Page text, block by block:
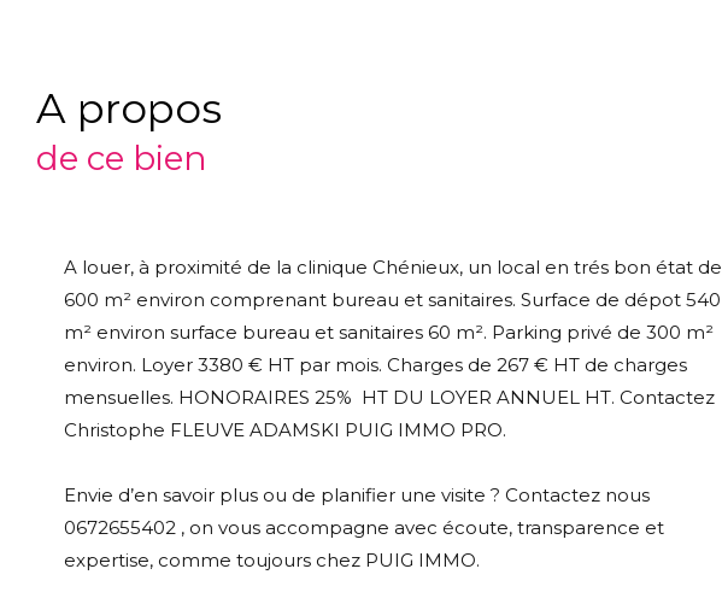
a propos
de ce bien
A louer, à proximité de la clinique Chénieux, un local en trés bon état de
600 m² environ comprenant bureau et sanitaires. Surface de dépot 540
m² environ surface bureau et sanitaires 60 m². Parking privé de 300 m²
environ. Loyer 3380 € HT par mois. Charges de 267 € HT de charges
mensuelles. HONORAIRES 25% HT DU LOYER ANNUEL HT. Contactez
Christophe FLEUVE ADAMSKI PUIG IMMO PRO.
Envie d’en savoir plus ou de planifier une visite ? Contactez nous
0672655402 , on vous accompagne avec écoute, transparence et
expertise, comme toujours chez PUIG IMMO.